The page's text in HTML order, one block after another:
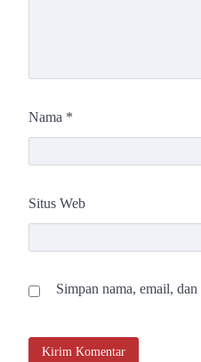
Nama *
Situs Web
Simpan nama, email,